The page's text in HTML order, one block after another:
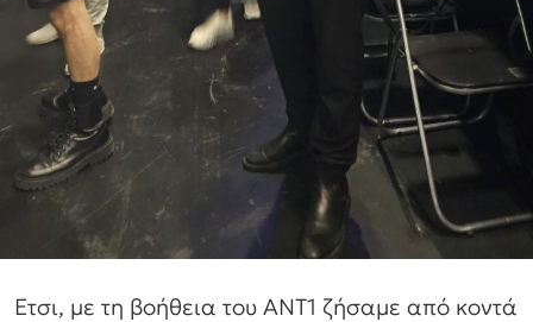
Eτσι, με τη βοήθεια του ΑΝΤ1 ζήσαμε από κοντά